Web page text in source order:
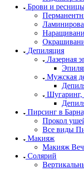
Брови и
Депиляция
Лазерная
Мужская
Шугаринг,
Пирсинг в
Прокол
Все виды
Макияж
Макияж
Солярий